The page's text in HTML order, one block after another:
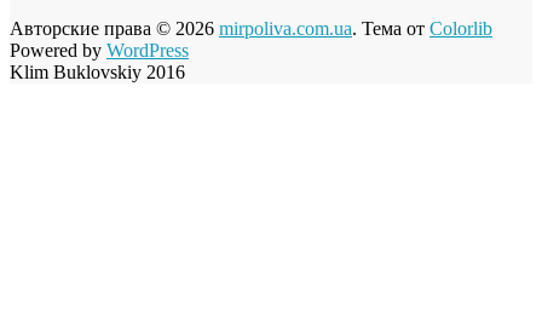
Авторские права © 2026 mirpoliva.com.ua. Тема от Colorlib
Powered by WordPress
Klim Buklovskiy 2016